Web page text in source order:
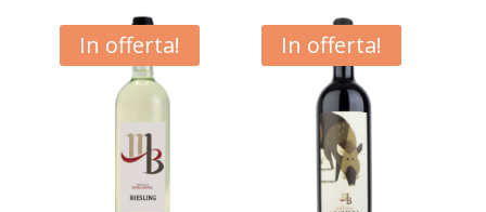
In offerta! In offerta!